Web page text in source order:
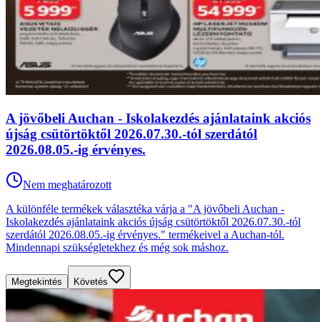
A jövőbeli Auchan - Iskolakezdés ajánlataink akciós
újság csütörtöktől 2026.07.30.-tól szerdától
2026.08.05.-ig érvényes.
Nem meghatározott
A különféle termékek választéka várja a "A jövőbeli Auchan -
Iskolakezdés ajánlataink akciós újság csütörtöktől 2026.07.30.-tól
szerdától 2026.08.05.-ig érvényes." termékeivel a Auchan-tól.
Mindennapi szükségletekhez és még sok máshoz.
Megtekintés Követés